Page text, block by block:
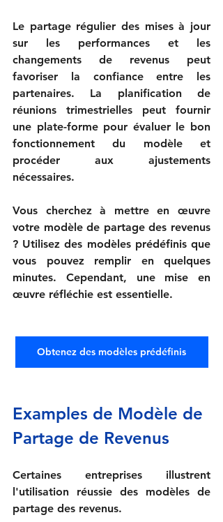
Le partage régulier des mises à jour
sur les performances et les
changements de revenus peut
favoriser la confiance entre les
partenaires. La planification de
réunions trimestrielles peut fournir
une plate-forme pour évaluer le bon
fonctionnement du modèle et
procéder aux ajustements
nécessaires.
Vous cherchez à mettre en œuvre
votre modèle de partage des revenus
? Utilisez des modèles prédéfinis que
vous pouvez remplir en quelques
minutes. Cependant, une mise en
œuvre réfléchie est essentielle.
Obtenez des modèles prédéfinis
Examples de Modèle de
Partage de Revenus
Certaines entreprises illustrent
l'utilisation réussie des modèles de
partage des revenus.